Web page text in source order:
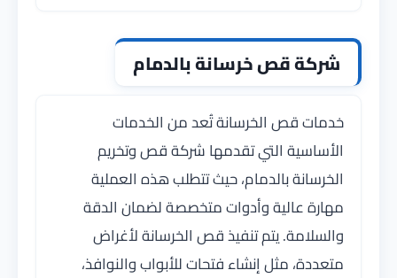
شركة قص خرسانة بالدمام
خدمات قص الخرسانة تُعد من الخدمات
الأساسية التي تقدمها شركة قص وتخريم
الخرسانة بالدمام، حيث تتطلب هذه العملية
مهارة عالية وأدوات متخصصة لضمان الدقة
والسلامة. يتم تنفيذ قص الخرسانة لأغراض
متعددة، مثل إنشاء فتحات للأبواب والنوافذ،